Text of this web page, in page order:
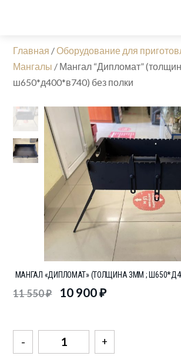
Главная /Оборудование для
Мангалы / Мангал “Дипломат”
ш650*д400*в740) без полки
МАНГАЛ «ДИПЛОМАТ» (ТОЛЩИНА 3ММ ;
11 550₽ 10 900₽
Количество
товара